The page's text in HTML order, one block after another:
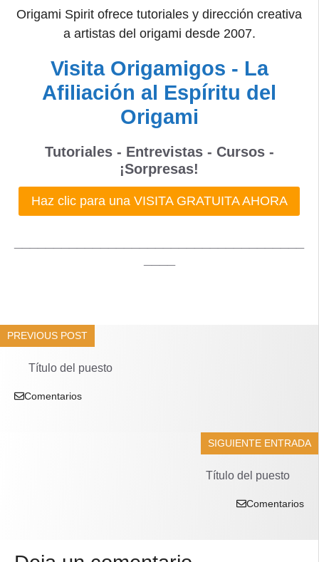
Origami Spirit ofrece tutoriales y dirección creativa
a artistas del origami desde 2007.
Visita Origamigos - La
Afiliación al Espíritu del
Origami
Tutoriales - Entrevistas - Cursos -
¡Sorpresas!
Haz clic para una VISITA GRATUITA AHORA
PREVIOUS POST
Título del puesto
Comentarios
SIGUIENTE ENTRADA
Título del puesto
Comentarios